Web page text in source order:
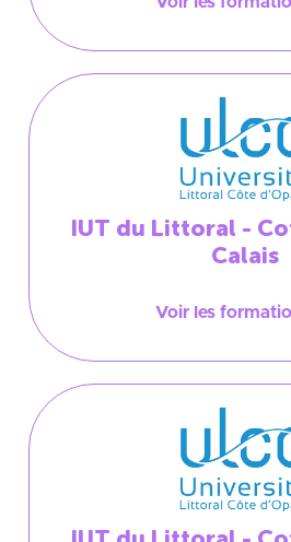
IUT du Littoral -
Calais
Voir les